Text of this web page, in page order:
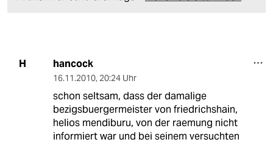
H hancock
16.11.2010, 20:24 Uhr
schon seltsam, dass der damalige
bezigsbuergermeister von friedrichshain,
helios mendiburu, von der raemung nicht
informiert war und bei seinem versuchten